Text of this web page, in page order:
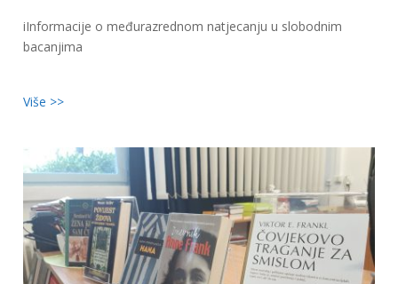
iInformacije o međurazrednom natjecanju u slobodnim
bacanjima
Više >>